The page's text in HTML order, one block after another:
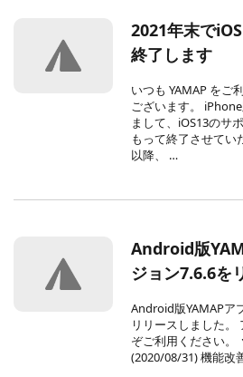
2021年末で
終了します
いつも YAMAP をご
ございます。
まして、iOS13のサ
もって終了させてい
以降、 …
Android版
ジョン7.6.6を
Android版YAMAPア
リリースしました。
ぞご利用ください
(2020/08/31) 機能改